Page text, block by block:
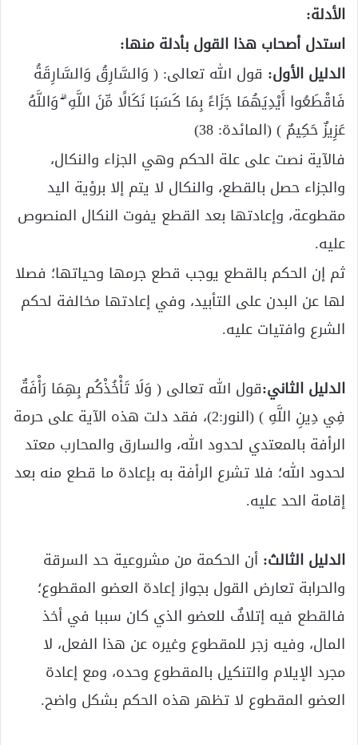
الأدلة:
استدل أصحاب هذا القول بأدلة منها:
الدليل الأول: قول الله تعالى: ( وَالسَّارِقُ وَالسَّارِقَةُ
فَاقْطَعُوا أَيْدِيَهُمَا جَزَاءً بِمَا كَسَبَا نَكَالًا مِّنَ اللَّهِ ۗ وَاللَّهُ
عَزِيزٌ حَكِيمٌ ) (المائدة: 38)
فالآية نصت على علة الحكم وهي الجزاء والنكال،
والجزاء حصل بالقطع، والنكال لا يتم إلا برؤية اليد
مقطوعة، وإعادتها بعد القطع يفوت النكال المنصوص
عليه.
ثم إن الحكم بالقطع يوجب قطع جرمها وحياتها؛ فصلا
لها عن البدن على التأبيد، وفي إعادتها مخالفة لحكم
الشرع وافتيات عليه.
الدليل الثاني:قول الله تعالى ( وَلَا تَأْخُذْكُم بِهِمَا رَأْفَةٌ
فِي دِينِ اللَّهِ ) (النور:2)، فقد دلت هذه الآية على حرمة
الرأفة بالمعتدي لحدود الله، والسارق والمحارب معتد
لحدود الله؛ فلا تشرع الرأفة به بإعادة ما قطع منه بعد
إقامة الحد عليه.
الدليل الثالث: أن الحكمة من مشروعية حد السرقة
والحرابة تعارض القول بجواز إعادة العضو المقطوع؛
فالقطع فيه إتلافٌ للعضو الذي كان سببا في أخذ
المال، وفيه زجر للمقطوع وغيره عن هذا الفعل، لا
مجرد الإيلام والتنكيل بالمقطوع وحده، ومع إعادة
العضو المقطوع لا تظهر هذه الحكم بشكل واضح.